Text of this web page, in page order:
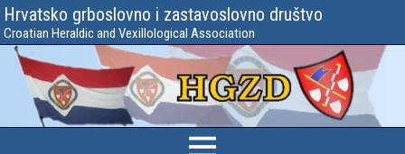
Hrvatsko grboslovno i zastavoslovno društvo
Croatian Heraldic and Vexillological Association